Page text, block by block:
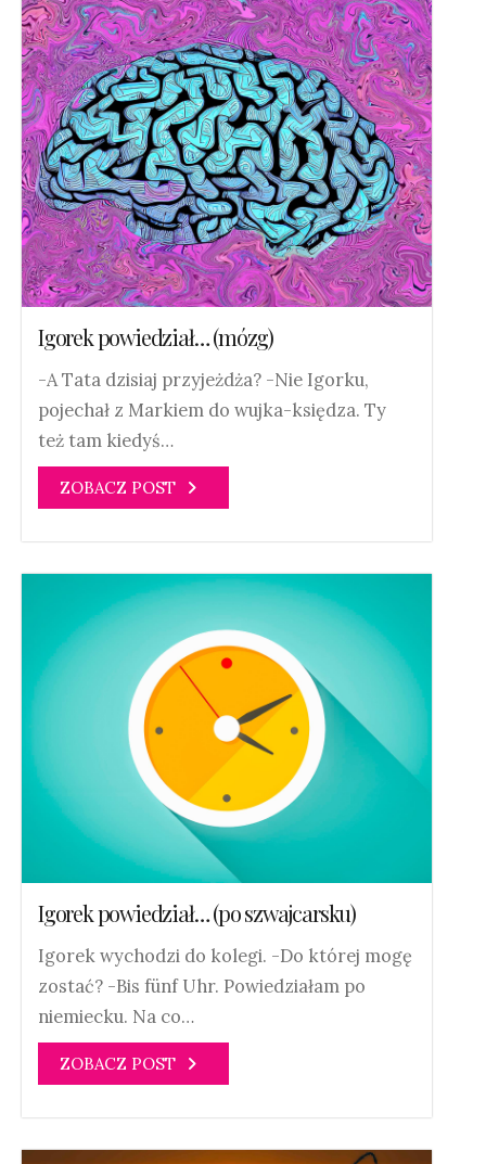
Igorek powiedział… (mózg)
-A Tata dzisiaj przyjeżdża? -Nie Igorku,
pojechał z Markiem do wujka-księdza. Ty
też tam kiedyś…
ZOBACZ POST
Igorek powiedział… (po szwajcarsku)
Igorek wychodzi do kolegi. -Do której mogę
zostać? -Bis fünf Uhr. Powiedziałam po
niemiecku. Na co…
ZOBACZ POST